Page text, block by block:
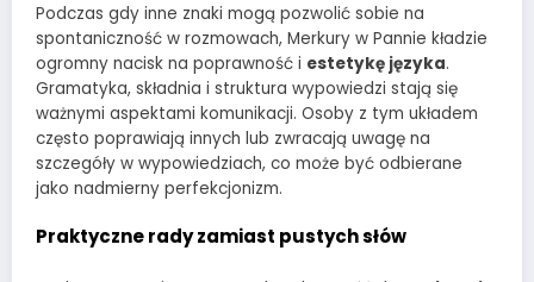
Podczas gdy inne znaki mogą pozwolić sobie na
spontaniczność w rozmowach, Merkury w Pannie kładzie
ogromny nacisk na poprawność i estetykę języka.
Gramatyka, składnia i struktura wypowiedzi stają się
ważnymi aspektami komunikacji. Osoby z tym układem
często poprawiają innych lub zwracają uwagę na
szczegóły w wypowiedziach, co może być odbierane
jako nadmierny perfekcjonizm.
Praktyczne rady zamiast pustych słów